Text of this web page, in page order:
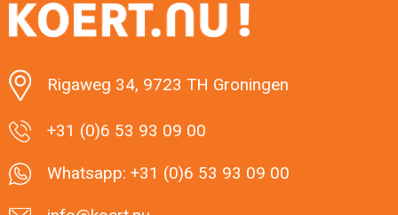
Minimale afname: 1
Rigaweg 34, 9723 TH Groningen
+31 (0)6 53 93 09 00
Whatsapp: +31 (0)6 53 93 09 00